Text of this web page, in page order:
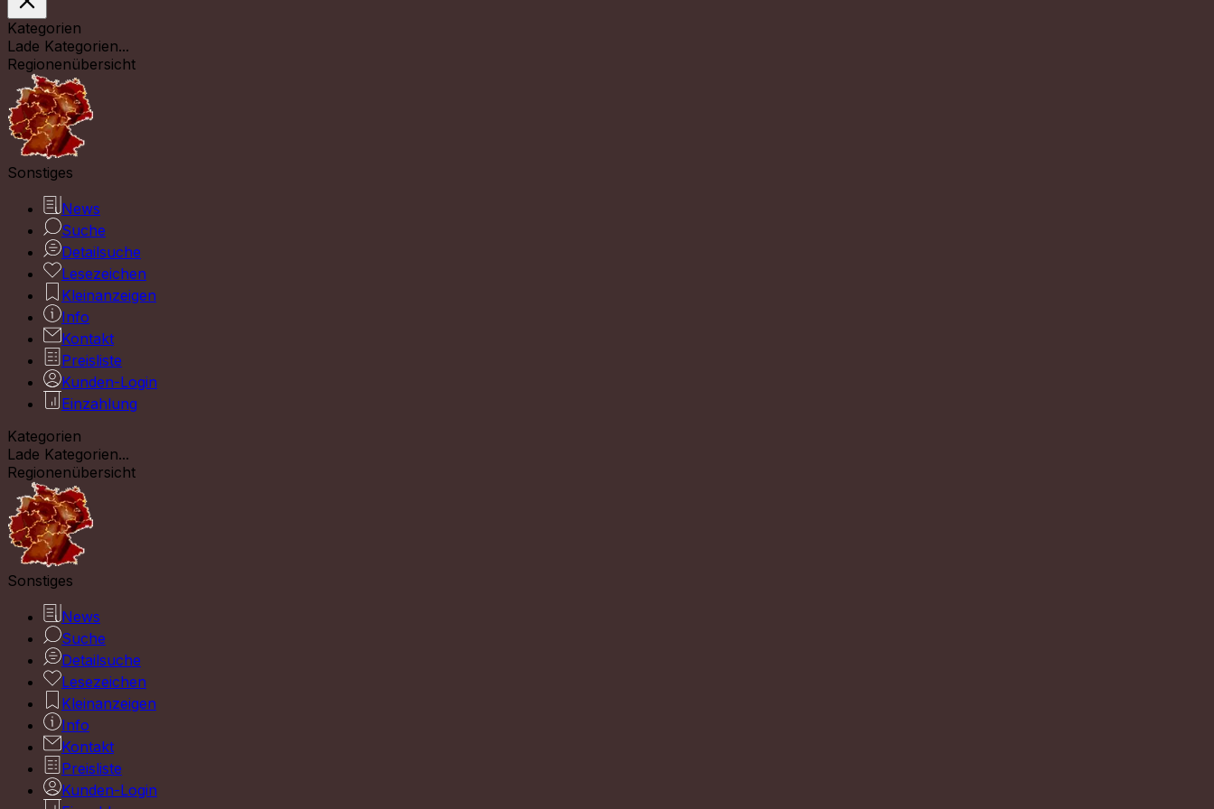
Kategorien
Lade Kategorien...
Regionenübersicht
Sonstiges
News
Suche
Detailsuche
Lesezeichen
Kleinanzeigen
Info
Kontakt
Preisliste
Kunden-Login
Einzahlung
Kategorien
Lade Kategorien...
Regionenübersicht
Sonstiges
News
Suche
Detailsuche
Lesezeichen
Kleinanzeigen
Info
Kontakt
Preisliste
Kunden-Login